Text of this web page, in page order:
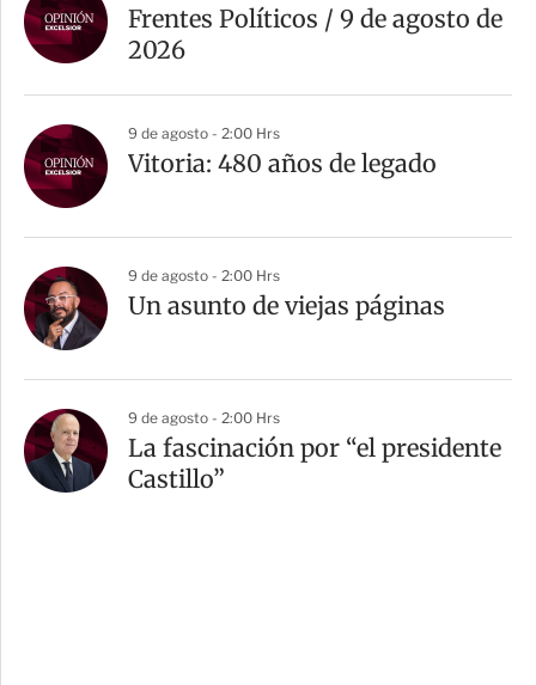
Frentes Políticos / 9 de agosto de
2026
9 de agosto - 2:00 Hrs
Vitoria: 480 años de legado
9 de agosto - 2:00 Hrs
Un asunto de viejas páginas
9 de agosto - 2:00 Hrs
La fascinación por “el presidente
Castillo”